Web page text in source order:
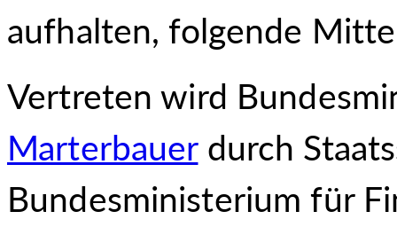
aufhalten, folgende
Vertreten wird
Marterbauerdurch
Bundesministerium für